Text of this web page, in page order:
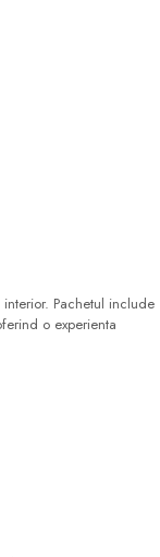
Pachetul include
o experienta